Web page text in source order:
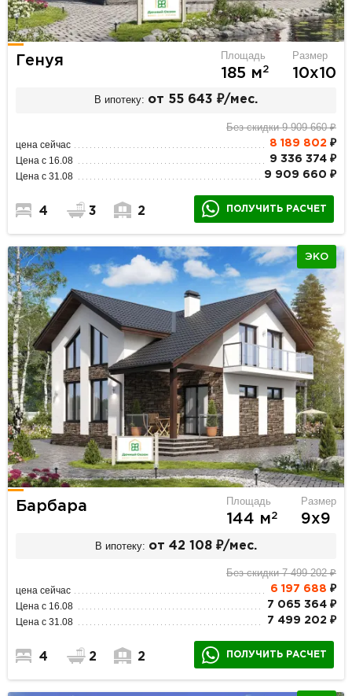
Генуя Площадь
185 м2
Размер
10х10
В ипотеку: от 55 643 ₽/мес.
Без скидки 9 909 660 ₽
цена сейчас 8 189 802 ₽
Цена с 16.08 9 336 374 ₽
Цена с 31.08 9 909 660 ₽
4 3 2 ПОЛУЧИТЬ РАСЧЕТ
ЭКО
Барбара Площадь
144 м2
Размер
9х9
В ипотеку: от 42 108 ₽/мес.
Без скидки 7 499 202 ₽
цена сейчас 6 197 688 ₽
Цена с 16.08 7 065 364 ₽
Цена с 31.08 7 499 202 ₽
4 2 2 ПОЛУЧИТЬ РАСЧЕТ